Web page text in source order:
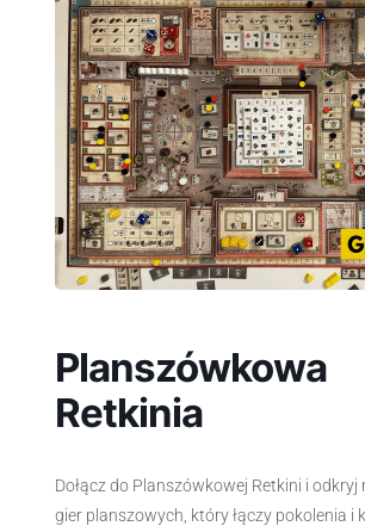
Planszówkowa
Retkinia
Dołącz do Planszówkowej Retkini i
gier planszowych, który łączy pokolenia i